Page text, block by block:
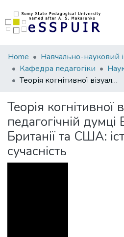
Communities
&
Collections
Statistics
Home
Кафедра педагогіки
Теорія когнітивної візуалізації в педагогічній думці Великої Британії та США: історія і сучасність
Теорія когнітивної
педагогічній думці
Британії та США:
сучасність